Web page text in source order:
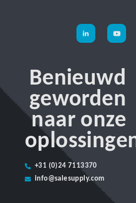
Benieuwd
geworden
naar onze
+31 (0)24 7113370
info@salesupply.com